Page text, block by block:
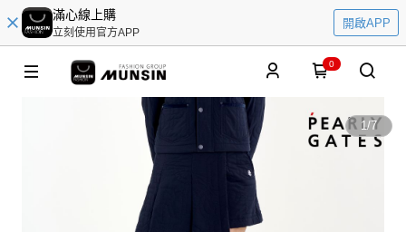
滿心線上購
立刻使用官方APP
開啟APP
0
1/7